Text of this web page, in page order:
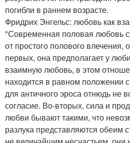
погибли в раннем возрасте.
Фридрих Энгельс: любовь как
"Современная половая любовь
от простого полового влечения,
первых, она предполагает у
взаимную любовь, в этом
находится в равном положении
для античного эроса отнюдь не
согласие. Во-вторых, сила и
любви бывают такими, что
разлука представляются обеим